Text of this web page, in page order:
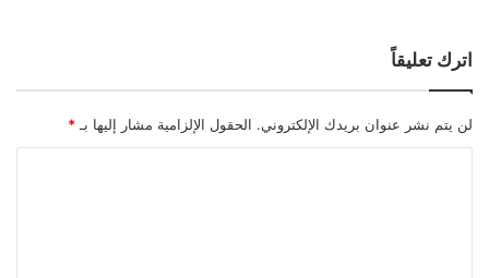
اترك تعليقاً
لن يتم نشر عنوان بريدك الإلكتروني. الحقول الإلزامية مشار إليها بـ *